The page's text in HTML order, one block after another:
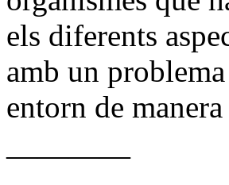
els diferents
amb un
entorn de
————